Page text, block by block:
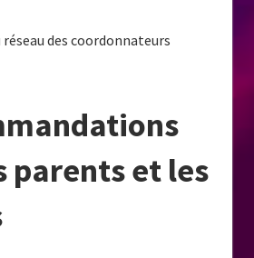
des coordonnateurs
parents et les